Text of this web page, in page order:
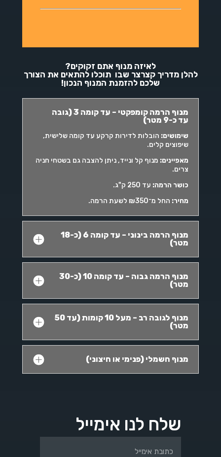
לאיזה מנוף אתם זקוקים?
להלן מדריך קצרצר שבו תוכלו להתאים את הצורך
שלכם להזמנת המנוף הנכון!
מנוף הרמה קומפקטי – עד קומה 3 (גובה
עד כ-9 מטר)
שימושים: הובלות לדירות קרקע עד קומה שלישית,
שיפוצים קלים.
מאפיינים: מנוף קל ונייד, ניתן להצבה גם בשטחי חניה
צרים.
כושר הרמה: עד 250 ק"ג.
מחיר: החל מ־₪350 לשעת הרמה.
מנוף הרמה בינוני – עד קומה 6 (כ-18
מטר)
מנוף הרמה גבוה – עד קומה 10 (כ-30
מטר)
מנוף לגובה רב – מעל 10 קומות (עד 50
מטר)
מנוף חשמלי (פנימי או חיצוני)
שלח לנו אימייל